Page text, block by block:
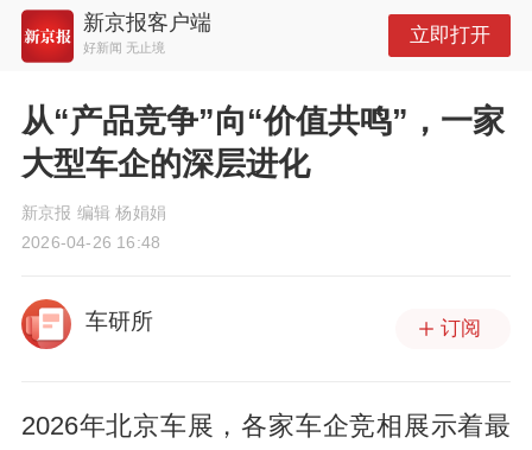
新京报客户端
好新闻 无止境
立即打开
从“产品竞争”向“价值共鸣”，一家
大型车企的深层进化
新京报 编辑 杨娟娟
2026-04-26 16:48
车研所 订阅
2026年北京车展，各家车企竞相展示着最